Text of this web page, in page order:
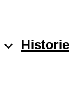
Historie